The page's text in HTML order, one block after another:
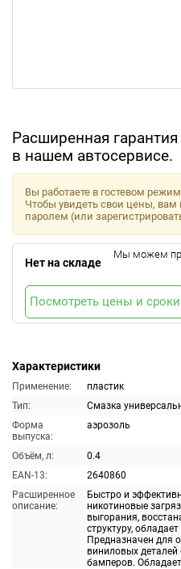
Расширенная
в нашем автосервисе.
Характеристики
Применение:
пластик
Тип:
Смазка
Форма
выпуска:
аэрозоль
Объём, л:
0.4
EAN-13:
2640860
Расширенное
описание:
Быстро и
никотиновые
выгорания,
структуру,
Предназначен для
виниловых
бамперов.
Вы работаете в гостевом
Чтобы увидеть свои цены,
паролем (или
Нет на складе
Мы можем
Посмотреть цены и сроки